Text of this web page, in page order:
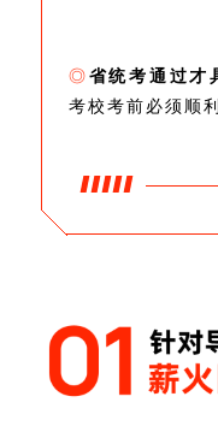
◎ 省统考通过才
考校考前必须顺